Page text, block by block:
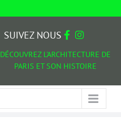
DÉCOUVREZ L'ARCHITECTURE DE
PARIS ET SON HISTOIRE
SUIVEZ NOUS